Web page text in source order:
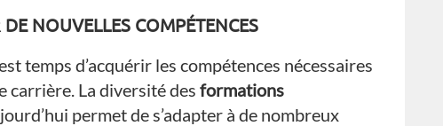
NOUVELLES COMPÉTENCES
temps d’acquérir les compétences nécessaires
carrière. La diversité des formations
permet de s’adapter à de nombreux